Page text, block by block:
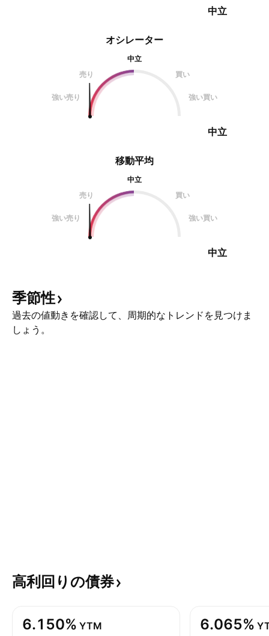
オシレーター
中立
売り
買い
強い売り 強い買い
中立
中立
移動平均
中立
売り
買い
強い売り 強い買い
中立
季節性
過去の値動きを確認して、周期的なトレンドを見つけま
しょう。
高利回りの債券
6.150% YTM 6.065%